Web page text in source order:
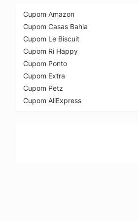
Cupom Amazon
Cupom Casas Bahia
Cupom Le Biscuit
Cupom Ri Happy
Cupom Ponto
Cupom Extra
Cupom Petz
Cupom AliExpress